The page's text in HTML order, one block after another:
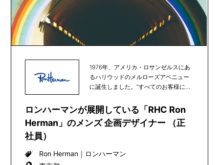
1976年、アメリカ・ロサンゼルスにあ
るハリウッドのメルローズアベニュー
に誕生しました。“すべてのお客様に心
ロンハーマンが展開している「RHC Ron
Herman」のメンズ 企画デザイナー （正
社員）
Ron Herman｜ ロンハーマン